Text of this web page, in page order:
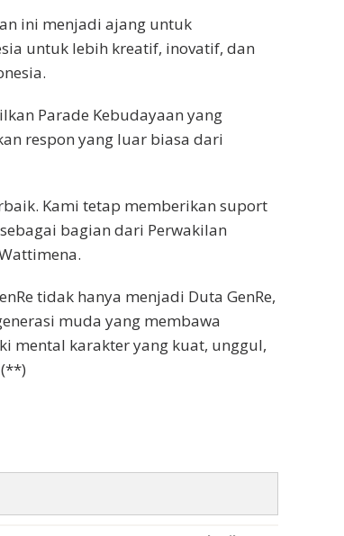
ini menjadi ajang untuk
untuk lebih kreatif, inovatif, dan
Parade Kebudayaan yang
respon yang luar biasa dari
Kami tetap memberikan suport
bagian dari Perwakilan
tidak hanya menjadi Duta GenRe,
muda yang membawa
mental karakter yang kuat, unggul,